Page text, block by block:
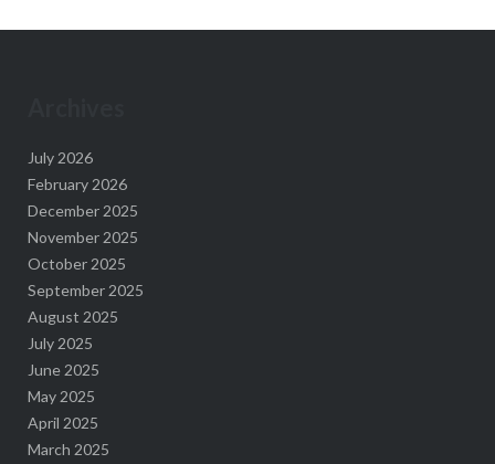
July 2026
February 2026
December 2025
November 2025
October 2025
September 2025
August 2025
July 2025
June 2025
May 2025
April 2025
March 2025